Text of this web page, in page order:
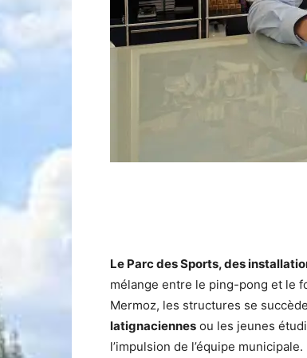
Le Parc des Sports, des
mélange entre le ping-pong et le
Mermoz, les structures se
latignaciennes ou les jeunes
l’impulsion de l’équipe municipale.